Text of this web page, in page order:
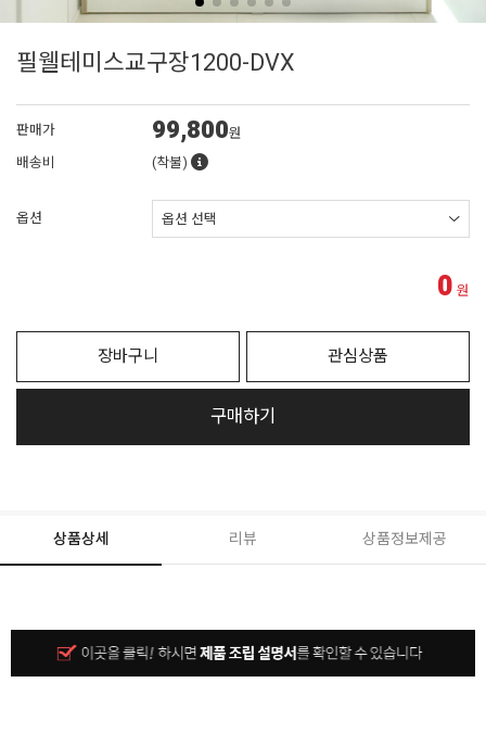
필웰테미스교구장1200-DVX
판매가 99,800원
배송비
(착불)
옵션
0 원
장바구니 관심상품
구매하기
상품상세 리뷰 상품정보제공